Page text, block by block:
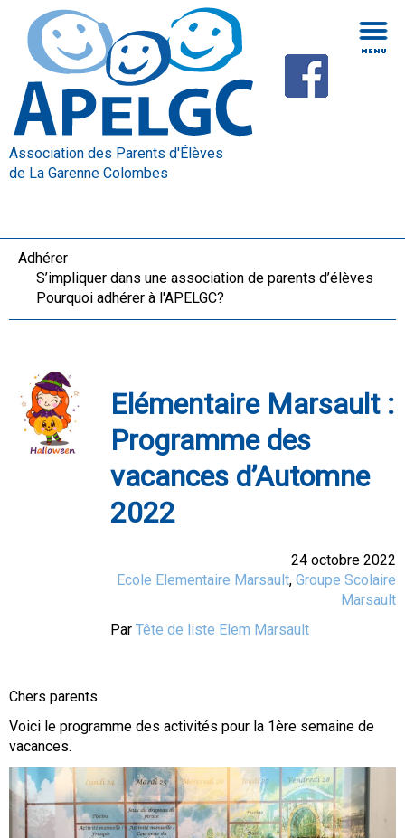
Association des Parents d'Élèves
de La Garenne Colombes
Adhérer
S’impliquer dans une association de parents d’élèves
Pourquoi adhérer à l'APELGC?
Elémentaire Marsault :
Programme des
vacances d’Automne
2022
24 octobre 2022
Ecole Elementaire Marsault, Groupe Scolaire
Marsault
Par Tête de liste Elem Marsault
Chers parents
Voici le programme des activités pour la 1ère semaine de
vacances.